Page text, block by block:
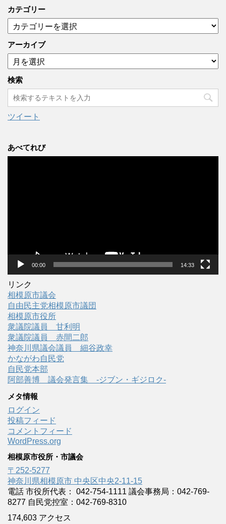
カテゴリー
テ
ゴ
リ
ー
アーカイブ
ア
ー
カ
イ
ブ
検索
ツイート
あべてれび
00:00 14:33
リンク
相模原市議会
自由民主党相模原市議団
相模原市役所
衆議院議員 甘利明
衆議院議員 赤間二郎
神奈川県議会議員 細谷政幸
かながわ自民党
自民党本部
阿部善博 議会発言集 -ジブン・ギジロク-
メタ情報
ログイン
投稿フィード
コメントフィード
WordPress.org
相模原市役所・市議会
〒252-5277
神奈川県相模原市 中央区中央2-11-15
電話 市役所代表： 042-754-1111 議会事務局：042-769-
8277 自民党控室：042-769-8310
174,603 アクセス